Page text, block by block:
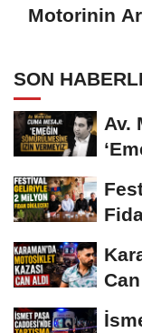
Motorinin
SON
Av.